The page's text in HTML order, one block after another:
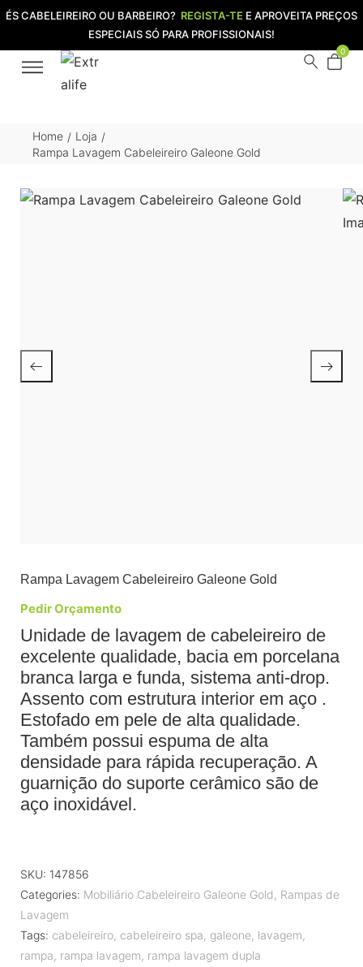
ÉS CABELEIREIRO OU BARBEIRO? REGISTA-TE E APROVEITA PREÇOS
ESPECIAIS SÓ PARA PROFISSIONAIS!
0
Home / Loja /
Rampa Lavagem Cabeleireiro Galeone Gold
Rampa Lavagem Cabeleireiro Galeone Gold
Pedir Orçamento
Unidade de lavagem de cabeleireiro de
excelente qualidade, bacia em porcelana
branca larga e funda, sistema anti-drop.
Assento com estrutura interior em aço .
Estofado em pele de alta qualidade.
Também possui espuma de alta
densidade para rápida recuperação. A
guarnição do suporte cerâmico são de
aço inoxidável.
SKU: 147856
Categories: Mobiliário Cabeleireiro Galeone Gold , Rampas de
Lavagem
Tags: cabeleireiro, cabeleireiro spa, galeone, lavagem,
rampa, rampa lavagem, rampa lavagem dupla